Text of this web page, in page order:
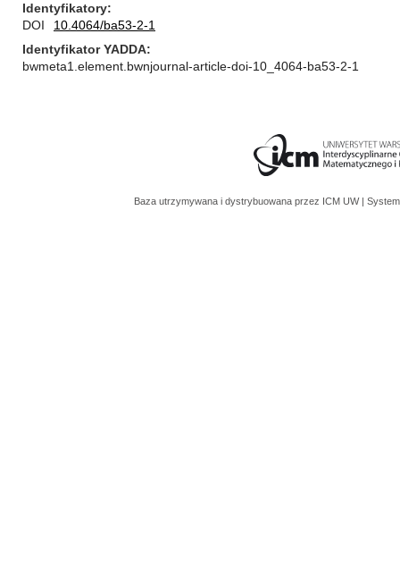
Identyfikatory
DOI
10.4064/ba53-2-1
Identyfikator YADDA
bwmeta1.element.bwnjournal-article-doi-10_4064-ba53-2-1
Baza utrzymywana i dystrybuowana przez ICM UW |